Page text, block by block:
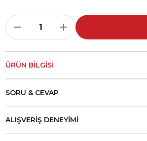
ÜRÜN BILGISI
SORU & CEVAP
ALIŞVERIŞ DENEYIMI